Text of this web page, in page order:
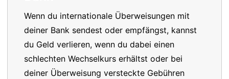
Wenn du internationale Überweisungen mit
deiner Bank sendest oder empfängst, kannst
du Geld verlieren, wenn du dabei einen
schlechten Wechselkurs erhältst oder bei
deiner Überweisung versteckte Gebühren